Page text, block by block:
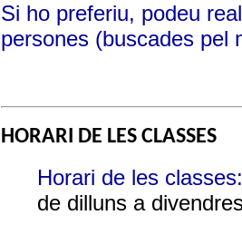
Si ho preferiu, podeu
persones (buscades pel
HORARI DE LES CLASSES
Horari de les classes:
de dilluns a